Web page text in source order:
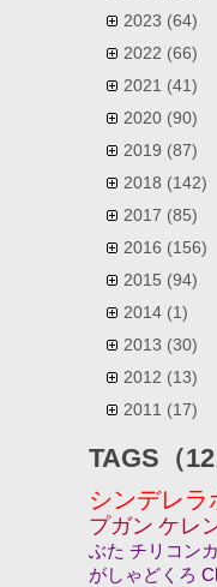
2023 (64)
2022 (66)
2021 (41)
2020 (90)
2019 (87)
2018 (142)
2017 (85)
2016 (156)
2015 (94)
2014 (1)
2013 (30)
2012 (13)
2011 (17)
TAGS（12
シンデレラ
プガン ケレ
ぶた チリコン
がしゃどくろ